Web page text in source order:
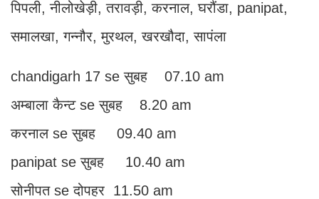
पिपली, नीलोखेड़ी, तरावड़ी, करनाल, घरौंडा, panipat,
समालखा, गन्नौर, मुरथल, खरखौदा, सापंला
chandigarh 17 se सुबह 07.10 am
अम्बाला कैन्ट se सुबह 8.20 am
करनाल se सुबह 09.40 am
panipat se सुबह 10.40 am
सोनीपत se दोपहर 11.50 am